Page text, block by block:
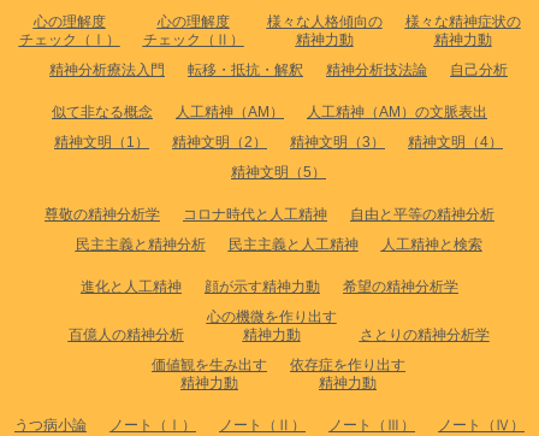
心の理解度
チェック（Ⅰ）
心の理解度
チェック（Ⅱ）
様々な人格傾向の
精神力動
様々な精神症状の
精神力動
精神分析療法入門
転移・抵抗・解釈 精神分析技法論 自己分析
似て非なる概念 人工精神（AM）
人工精神（AM）の文脈表出
精神文明（1）
精神文明（2） 精神文明（3）
精神文明（4）
精神文明（5）
尊敬の精神分析学 コロナ時代と人工精神
自由と平等の精神分析
民主主義と精神分析
民主主義と人工精神 人工精神と検索
進化と人工精神 顔が示す精神力動 希望の精神分析学
百億人の精神分析
心の機微を作り出す
精神力動
さとりの精神分析学
価値観を生み出す
精神力動
依存症を作り出す
精神力動
うつ病小論 ノート（Ⅰ） ノート（Ⅱ） ノート（Ⅲ）
ノート（Ⅳ）